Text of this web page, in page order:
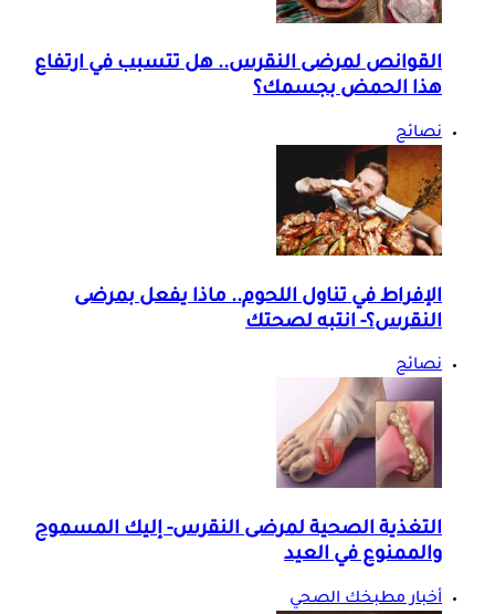
القوانص لمرضى النقرس.. هل تتسبب في ارتفاع
هذا الحمض بجسمك؟
نصائح
الإفراط في تناول اللحوم.. ماذا يفعل بمرضى
النقرس؟- انتبه لصحتك
نصائح
التغذية الصحية لمرضى النقرس- إليك المسموح
والممنوع في العيد
أخبار مطبخك الصحي